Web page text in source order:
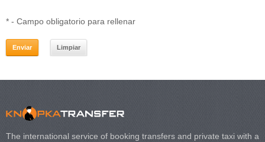
* - Campo obligatorio para rellenar
The international service of booking transfers and private taxi with a